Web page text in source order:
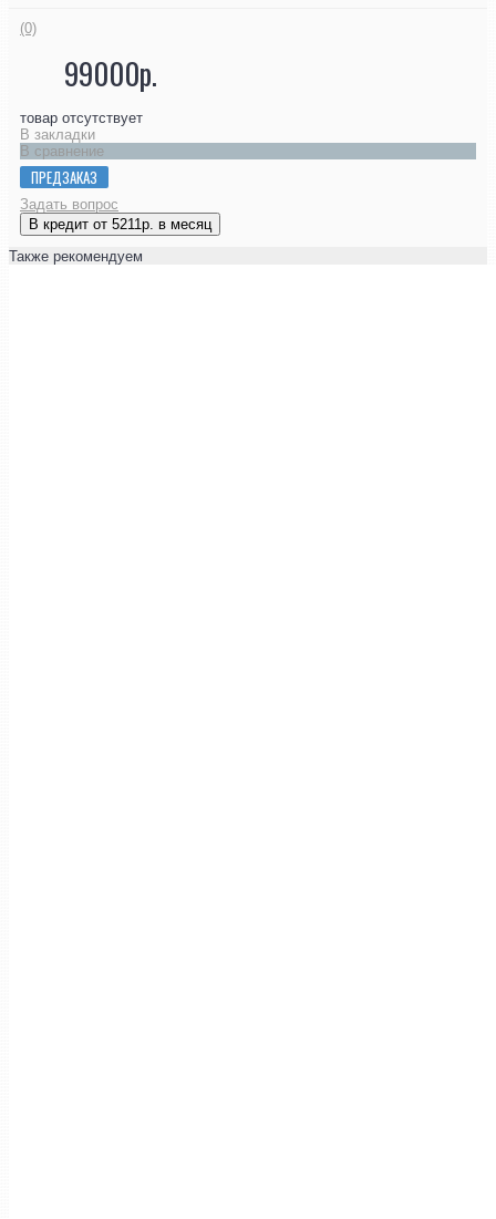
(0)
99000р.
товар отсутствует
В закладки
В сравнение
ПРЕДЗАКАЗ
Задать вопрос
В кредит от 5211р. в месяц
Также рекомендуем